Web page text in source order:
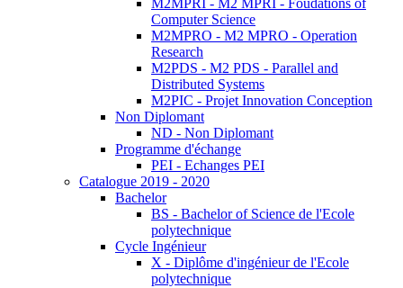
M2MPRI - M2 MPRI - Foudations of
Computer Science
M2MPRO - M2 MPRO - Operation
Research
M2PDS - M2 PDS - Parallel and
Distributed Systems
M2PIC - Projet Innovation Conception
Non Diplomant
ND - Non Diplomant
Programme d'échange
PEI - Echanges PEI
Catalogue 2019 - 2020
Bachelor
BS - Bachelor of Science de l'Ecole
polytechnique
Cycle Ingénieur
X - Diplôme d'ingénieur de l'Ecole
polytechnique